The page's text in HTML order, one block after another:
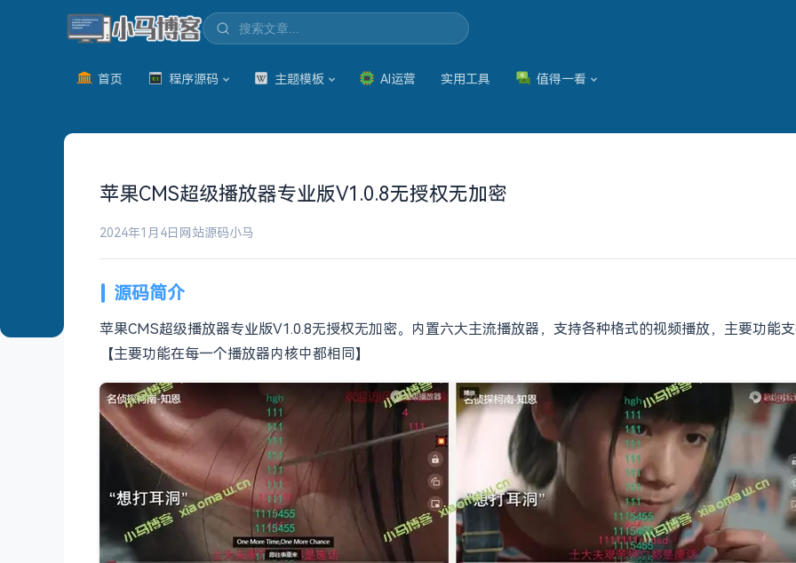
首页 程序源码 主题模板 AI运营 实用工具 值得一看
苹果CMS超级播放器专业版V1.0.8无授权无加密
2024年1月4日 网站源码小马
源码简介
苹果CMS超级播放器专业版V1.0.8无授权无加密。内置六大主流播放器，支持各种格式的视频播放，主要功能
【主要功能在每一个播放器内核中都相同】